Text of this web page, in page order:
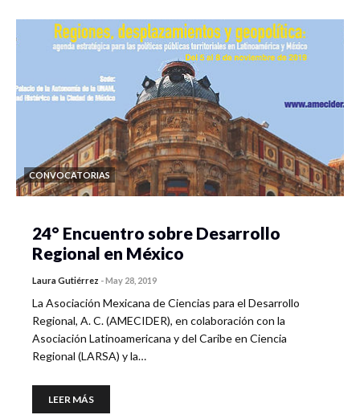
CONVOCATORIAS
24° Encuentro sobre Desarrollo
Regional en México
Laura Gutiérrez -May 28, 2019
La Asociación Mexicana de Ciencias para el Desarrollo
Regional, A. C. (AMECIDER), en colaboración con la
Asociación Latinoamericana y del Caribe en Ciencia
Regional (LARSA) y la…
LEER MÁS